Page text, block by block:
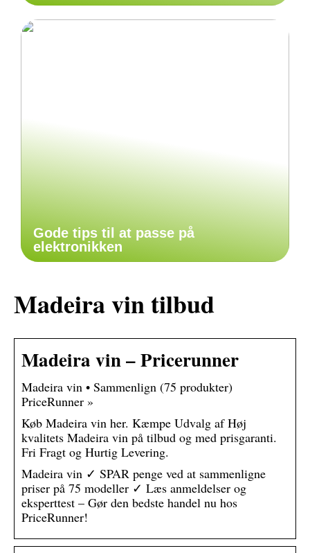
Gode tips til at passe på
elektronikken
Madeira vin tilbud
Madeira vin – Pricerunner
Madeira vin • Sammenlign (75 produkter)
PriceRunner »
Køb Madeira vin her. Kæmpe Udvalg af Høj
kvalitets Madeira vin på tilbud og med prisgaranti.
Fri Fragt og Hurtig Levering.
Madeira vin ✓ SPAR penge ved at sammenligne
priser på 75 modeller ✓ Læs anmeldelser og
eksperttest – Gør den bedste handel nu hos
PriceRunner!